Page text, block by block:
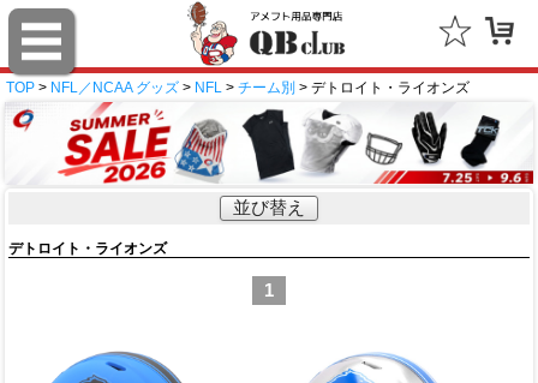
TOP > NFL／NCAA グッズ > NFL > チーム別 > デトロイト・ライオンズ
並び替え
デトロイト・ライオンズ
1